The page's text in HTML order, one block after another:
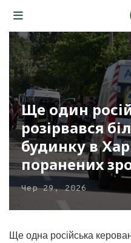
Ще один
розірвався
будинку в
поранених
Чер 29, 2026
Ще одна російська